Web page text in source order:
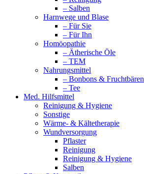
– Salben
Harnwege und Blase
– Für Sie
– Für Ihn
Homöopathie
– Ätherische Öle
– TEM
Nahrungsmittel
– Bonbons & Fruchtbären
– Tee
Med. Hilfsmittel
Reinigung & Hygiene
Sonstige
Wärme- & Kältetherapie
Wundversorgung
Pflaster
Reinigung
Reinigung & Hygiene
Salben